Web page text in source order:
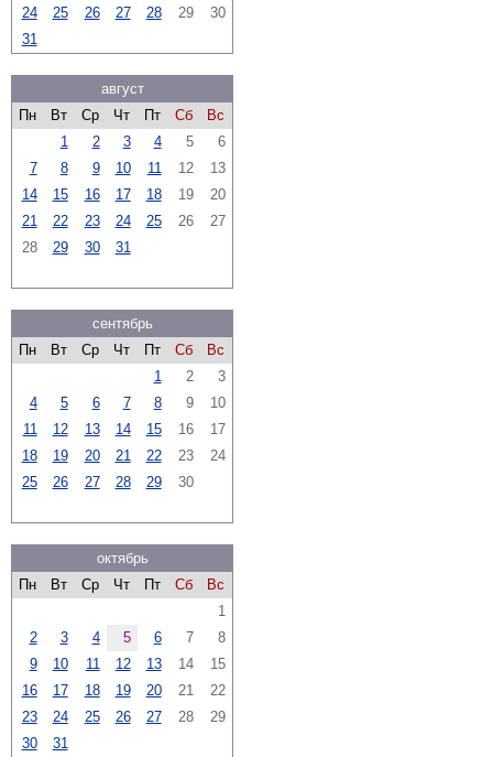
24
25 26 27 28 29
30
31
август
Пн
Вт Ср Чт Пт Сб
Вс
1
2 3 4 5
6
7
8 9 10 11 12
13
14
15 16 17 18 19
20
21
22 23 24 25 26
27
28
29 30 31
сентябрь
Пн
Вт Ср Чт Пт Сб
Вс
1
2
3
4
5 6 7 8 9
10
11
12 13 14 15 16
17
18
19 20 21 22 23
24
25
26 27 28 29 30
октябрь
Пн
Вт Ср Чт Пт Сб
Вс
1
2
3 4 5 6 7
8
9
10 11 12 13 14
15
16
17 18 19 20 21
22
23
24 25 26 27 28
29
30
31